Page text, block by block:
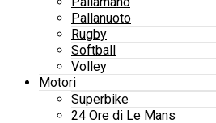
Pallanuoto
Rugby
Softball
Volley
Motori
Superbike
24 Ore di Le Mans